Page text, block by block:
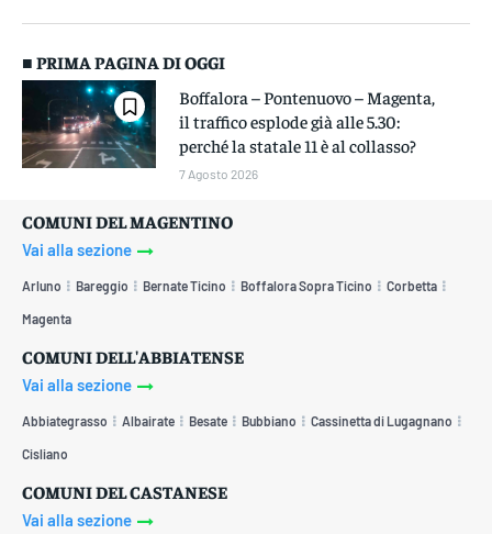
■ PRIMA PAGINA DI OGGI
Boffalora – Pontenuovo – Magenta,
il traffico esplode già alle 5.30:
perché la statale 11 è al collasso?
7 Agosto 2026
COMUNI DEL MAGENTINO
Vai alla sezione
Arluno Bareggio Bernate Ticino Boffalora Sopra Ticino Corbetta
Magenta
COMUNI DELL'ABBIATENSE
Vai alla sezione
Abbiategrasso Albairate Besate Bubbiano Cassinetta di Lugagnano
Cisliano
COMUNI DEL CASTANESE
Vai alla sezione